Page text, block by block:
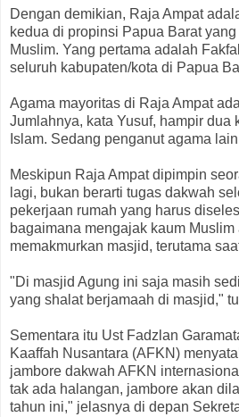
Dengan demikian, Raja Ampat
kedua di propinsi Papua Barat
Muslim. Yang pertama adalah
seluruh kabupaten/kota di Papua
Agama mayoritas di Raja Ampat
Jumlahnya, kata Yusuf, hampir dua
Islam. Sedang penganut agama
Meskipun Raja Ampat dipimpin
lagi, bukan berarti tugas dakwah
pekerjaan rumah yang harus
bagaimana mengajak kaum Muslim
memakmurkan masjid, terutama
"Di masjid Agung ini saja masih
yang shalat berjamaah di masjid,"
Sementara itu Ust Fadzlan
Kaaffah Nusantara (AFKN)
jambore dakwah AFKN
tak ada halangan, jambore akan
tahun ini," jelasnya di depan